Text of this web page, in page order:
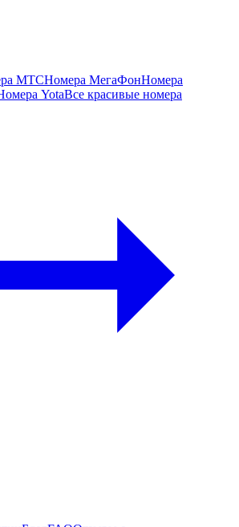
МТСНомера МегаФонНомера
YotaВсе красивые номера